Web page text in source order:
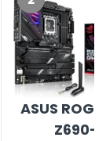
ASUS ROG
Z690-E